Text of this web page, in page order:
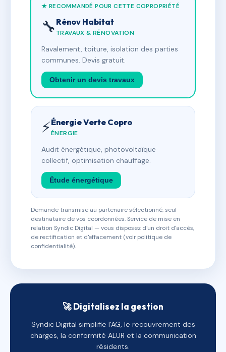
★ RECOMMANDÉ POUR CETTE COPROPRIÉTÉ
🔧 Rénov Habitat
TRAVAUX & RÉNOVATION
Ravalement, toiture, isolation des parties
communes. Devis gratuit.
Obtenir un devis travaux
⚡Énergie Verte Copro
ÉNERGIE
Audit énergétique, photovoltaïque
collectif, optimisation chauffage.
Étude énergétique
Demande transmise au partenaire sélectionné, seul
destinataire de vos coordonnées. Service de mise en
relation Syndic Digital — vous disposez d'un droit d'accès,
de rectification et d'effacement (voir politique de
confidentialité).
🚀 Digitalisez la gestion
Syndic Digital simplifie l'AG, le recouvrement des
charges, la conformité ALUR et la communication
résidents.